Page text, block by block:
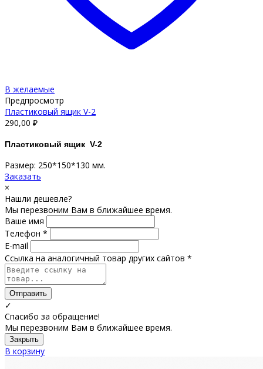
В желаемые
Предпросмотр
Пластиковый ящик V-2
290,00 ₽
Пластиковый ящик V-2
Размер: 250*150*130 мм.
Заказать
×
Нашли дешевле?
Мы перезвоним Вам в ближайшее время.
Ваше имя
Телефон *
E-mail
Ссылка на аналогичный товар других сайтов *
Отправить
✓
Спасибо за обращение!
Мы перезвоним Вам в ближайшее время.
Закрыть
В корзину